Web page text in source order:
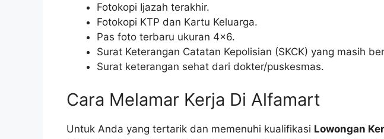
Fotokopi Ijazah terakhir.
Fotokopi KTP dan Kartu Keluarga.
Pas foto terbaru ukuran 4×6.
Surat Keterangan Catatan Kepolisian (SKCK) yang masih
Surat keterangan sehat dari dokter/puskesmas.
Cara Melamar Kerja Di Alfamart
Untuk Anda yang tertarik dan memenuhi kualifikasi Lowongan